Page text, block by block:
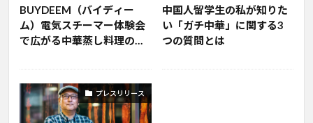
BUYDEEM（バイディー
ム）電気スチーマー体験会
で広がる中華蒸し料理の魅
中国人留学生の私が知りた
い「ガチ中華」に関する3
つの質問とは
プレスリリース